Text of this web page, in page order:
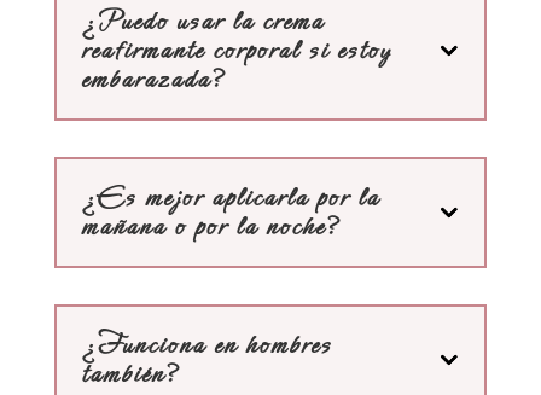
¿Puedo usar la crema
reafirmante corporal si estoy
embarazada?
¿Es mejor aplicarla por la
mañana o por la noche?
¿Funciona en hombres
también?